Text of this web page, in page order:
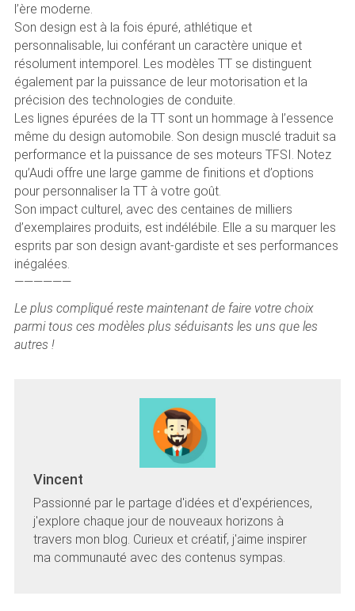
l’ère moderne.
Son design est à la fois épuré, athlétique et
personnalisable, lui conférant un caractère unique et
résolument intemporel. Les modèles TT se distinguent
également par la puissance de leur motorisation et la
précision des technologies de conduite.
Les lignes épurées de la TT sont un hommage à l’essence
même du design automobile. Son design musclé traduit sa
performance et la puissance de ses moteurs TFSI. Notez
qu’Audi offre une large gamme de finitions et d’options
pour personnaliser la TT à votre goût.
Son impact culturel, avec des centaines de milliers
d’exemplaires produits, est indélébile. Elle a su marquer les
esprits par son design avant-gardiste et ses performances
inégalées.
——————
Le plus compliqué reste maintenant de faire votre choix
parmi tous ces modèles plus séduisants les uns que les
autres !
Vincent
Passionné par le partage d'idées et d'expériences,
j'explore chaque jour de nouveaux horizons à
travers mon blog. Curieux et créatif, j'aime inspirer
ma communauté avec des contenus sympas.